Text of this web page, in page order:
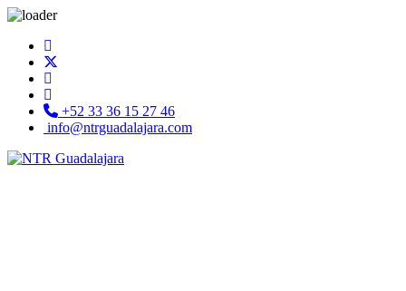
+52 33 36 15 27 46
info@ntrguadalajara.com